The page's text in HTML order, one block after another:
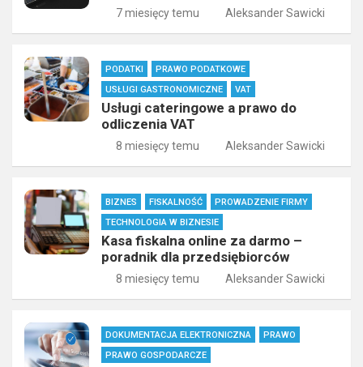
7 miesięcy temu Aleksander Sawicki
PODATKI
PRAWO PODATKOWE
USŁUGI GASTRONOMICZNE
VAT
Usługi cateringowe a prawo do
odliczenia VAT
8 miesięcy temu Aleksander Sawicki
BIZNES FISKALNOŚĆ
PROWADZENIE FIRMY
TECHNOLOGIA W BIZNESIE
Kasa fiskalna online za darmo –
poradnik dla przedsiębiorców
8 miesięcy temu Aleksander Sawicki
DOKUMENTACJA ELEKTRONICZNA
PRAWO
PRAWO GOSPODARCZE